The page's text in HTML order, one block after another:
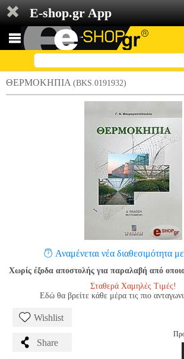
E-shop.gr App
ΘΕΡΜΟΚΗΠΙΑ (BKS.0191932)
Αναμένεται νέα διαθεσιμότητα
Χωρίς έξοδα αποστολής για παραλαβή από
Σταθερά Χαμηλές Τιμές!
Εδώ θα βρείτε κάθε μέρα τις πιο
Wishlist
Share